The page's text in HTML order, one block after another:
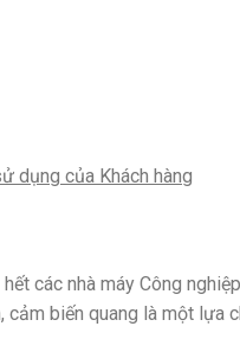
dụng của Khách hàng
các nhà máy Công
biến quang là một lựa